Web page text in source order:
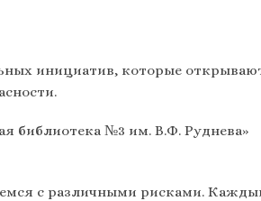
инициатив, которые
библиотека №3 им. В.Ф. Руднева»
с различными рисками.